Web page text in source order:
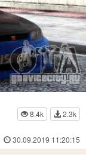
8.4k
2.3k
30.09.2019 11:20:15